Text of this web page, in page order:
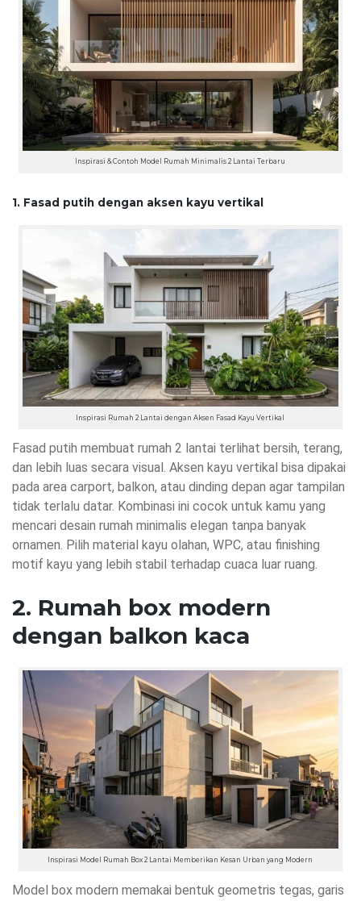
Inspirasi & Contoh Model Rumah Minimalis 2 Lantai Terbaru
1. Fasad putih dengan aksen kayu vertikal
Inspirasi Rumah 2 Lantai dengan Aksen Fasad Kayu Vertikal
Fasad putih membuat rumah 2 lantai terlihat bersih, terang,
dan lebih luas secara visual. Aksen kayu vertikal bisa dipakai
pada area carport, balkon, atau dinding depan agar tampilan
tidak terlalu datar. Kombinasi ini cocok untuk kamu yang
mencari desain rumah minimalis elegan tanpa banyak
ornamen. Pilih material kayu olahan, WPC, atau finishing
motif kayu yang lebih stabil terhadap cuaca luar ruang.
2. Rumah box modern
dengan balkon kaca
Inspirasi Model Rumah Box 2 Lantai Memberikan Kesan Urban yang Modern
Model box modern memakai bentuk geometris tegas, garis